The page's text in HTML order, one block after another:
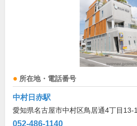
所在地・電話番号
中村日赤駅
愛知県名古屋市中村区鳥居通4丁目13-1
052-486-1140